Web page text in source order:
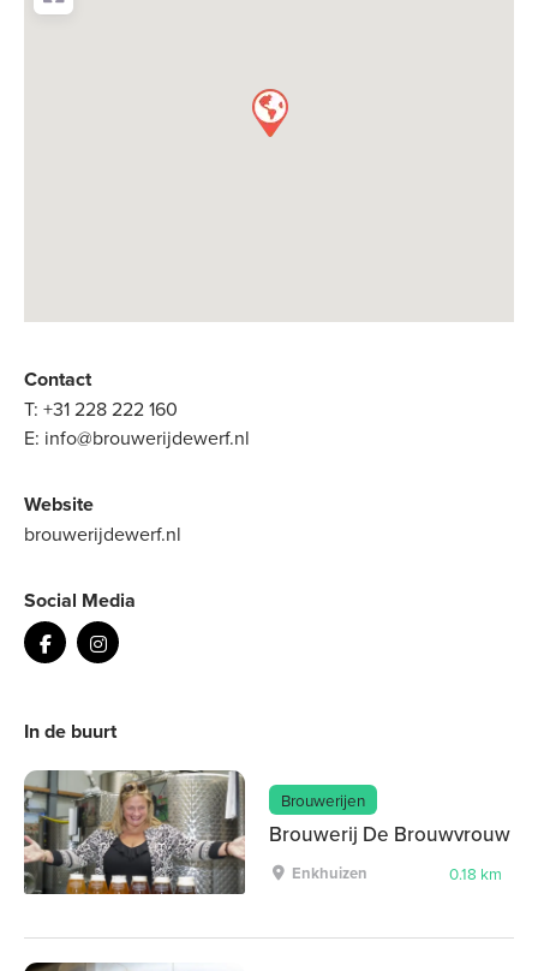
Contact
T: +31 228 222 160
E: info@brouwerijdewerf.nl
Website
brouwerijdewerf.nl
Social Media
In de buurt
Brouwerijen
Brouwerij De Brouwvrouw
Enkhuizen 0.18 km